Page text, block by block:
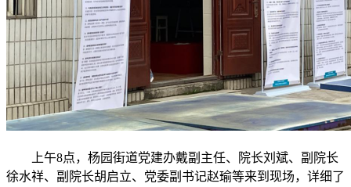
上午8点，杨园街道党建办戴副主任、院长刘斌、副院长
徐水祥、副院长胡启立、党委副书记赵瑜等来到现场，详细了